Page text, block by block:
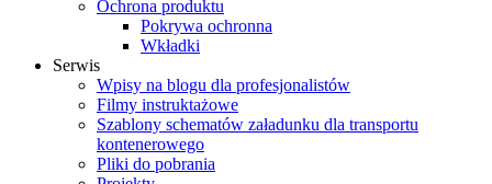
Ochrona produktu
Pokrywa ochronna
Wkładki
Serwis
Wpisy na blogu dla profesjonalistów
Filmy instruktażowe
Szablony schematów załadunku dla transportu
kontenerowego
Pliki do pobrania